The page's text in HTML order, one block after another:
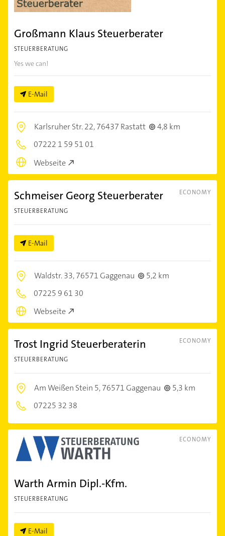
Großmann Klaus Steuerberater
STEUERBERATUNG
Yes we can!
E-Mail
Karlsruher Str. 22,76437 Rastatt
4,8 km
07222 1 59 51 01
Webseite
ECONOMY
Schmeiser Georg Steuerberater
STEUERBERATUNG
E-Mail
Waldstr. 33,76571 Gaggenau
5,2 km
07225 9 61 30
Webseite
ECONOMY
Trost Ingrid Steuerberaterin
STEUERBERATUNG
Am Weißen Stein 5,76571 Gaggenau
5,3 km
07225 32 38
ECONOMY
Warth Armin Dipl.-Kfm.
STEUERBERATUNG
E-Mail